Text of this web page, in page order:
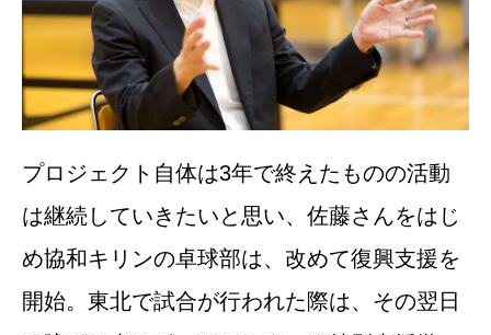
プロジェクト自体は3年で終えたものの活動
は継続していきたいと思い、佐藤さんをはじ
め協和キリンの卓球部は、改めて復興支援を
開始。東北で試合が行われた際は、その翌日